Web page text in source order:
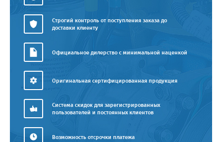
Строгий контроль от поступления заказа до
доставки клиенту
Официальное дилерство с минимальной наценкой
Оригинальная сертифицированная продукция
Система скидок для зарегистрированных
пользователей и постоянных клиентов
Возможность отсрочки платежа